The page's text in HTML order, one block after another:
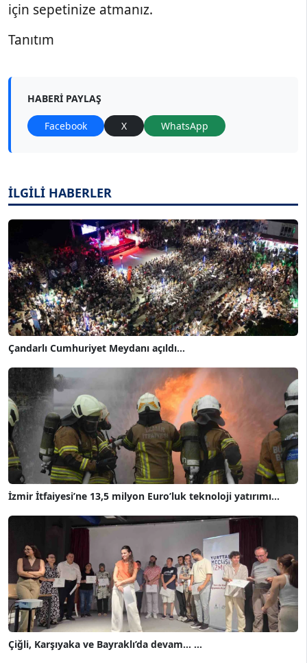
için sepetinize atmanız.
Tanıtım
HABERI PAYLAŞ
Facebook X WhatsApp
İLGİLİ HABERLER
Çandarlı Cumhuriyet Meydanı açıldı...
İzmir İtfaiyesi’ne 13,5 milyon Euro’luk teknoloji yatırımı...
Çiğli, Karşıyaka ve Bayraklı’da devam... ...